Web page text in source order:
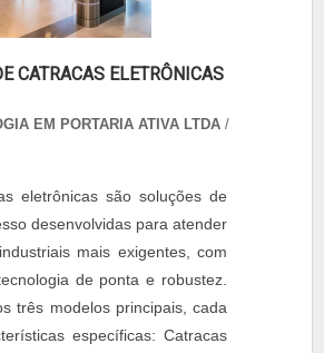
CATRACAS ELETRÔNICAS
EM PORTARIA ATIVA LTDA /
eletrônicas são soluções de
desenvolvidas para atender
mais exigentes, com
de ponta e robustez.
três modelos principais, cada
específicas: Catracas